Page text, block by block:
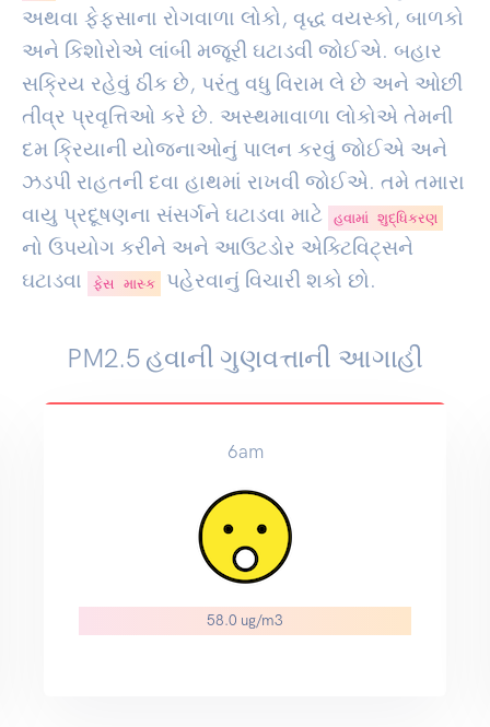
અથવા ફેફસાના રોગવાળા લોકો, વૃદ્ધ વયસ્કો, બાળકો
અને કિશોરોએ લાંબી મજૂરી ઘટાડવી જોઈએ. બહાર
સક્રિય રહેવું ઠીક છે, પરંતુ વધુ વિરામ લે છે અને ઓછી
તીવ્ર પ્રવૃત્તિઓ કરે છે. અસ્થમાવાળા લોકોએ તેમની
દમ ક્રિયાની યોજનાઓનું પાલન કરવું જોઈએ અને
ઝડપી રાહતની દવા હાથમાં રાખવી જોઈએ. તમે તમારા
વાયુ પ્રદૂષણના સંસર્ગને ઘટાડવા માટે
હવામાં શુદ્ધિકરણ
નો ઉપયોગ કરીને અને આઉટડોર એક્ટિવિટ્સને
ઘટાડવા
ફેસ માસ્ક પહેરવાનું વિચારી શકો છો.
PM2.5 હવાની ગુણવત્તાની આગાહી
6am
58.0 ug/m3